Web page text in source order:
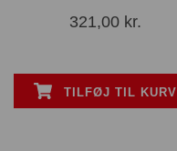
321,00 kr.
TILFØJ TIL KURV